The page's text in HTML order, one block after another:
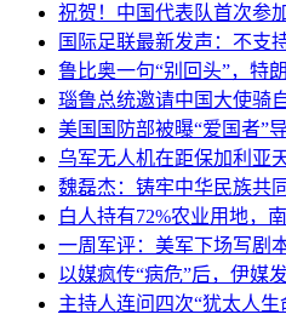
祝贺！中国代表队首次参
国际足联最新发声：不支
鲁比奥一句“别回头”，特
瑙鲁总统邀请中国大使骑
美国国防部被曝“爱国者”
乌军无人机在距保加利亚
魏磊杰：铸牢中华民族共
白人持有72%农业用地，
一周军评：美军下场写剧
以媒疯传“病危”后，伊媒
主持人连问四次“犹太人